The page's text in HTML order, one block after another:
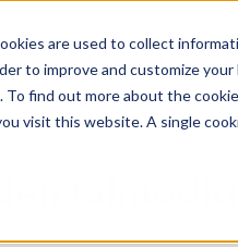
are used to collect
to improve and customize
find out more about the
visit this website. A single